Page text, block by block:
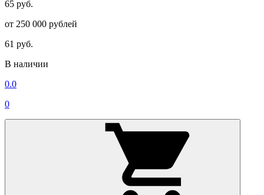
65 руб.
от 250 000 рублей
61 руб.
В наличии
0.0
0